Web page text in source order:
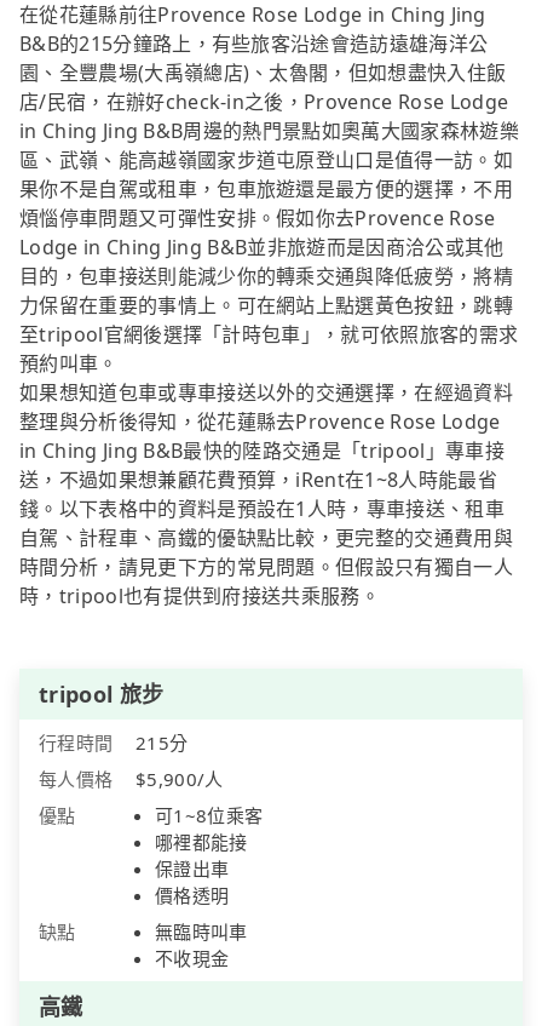
在從花蓮縣前往Provence Rose Lodge in Ching Jing
B&B的215分鐘路上，有些旅客沿途會造訪遠雄海洋公
園、全豐農場(大禹嶺總店)、太魯閣，但如想盡快入住飯
店/民宿，在辦好check-in之後，Provence Rose Lodge
in Ching Jing B&B周邊的熱門景點如奧萬大國家森林遊樂
區、武嶺、能高越嶺國家步道屯原登山口是值得一訪。如
果你不是自駕或租車，包車旅遊還是最方便的選擇，不用
煩惱停車問題又可彈性安排。假如你去Provence Rose
Lodge in Ching Jing B&B並非旅遊而是因商洽公或其他
目的，包車接送則能減少你的轉乘交通與降低疲勞，將精
力保留在重要的事情上。可在網站上點選黃色按鈕，跳轉
至tripool官網後選擇「計時包車」，就可依照旅客的需求
預約叫車。
如果想知道包車或專車接送以外的交通選擇，在經過資料
整理與分析後得知，從花蓮縣去Provence Rose Lodge
in Ching Jing B&B最快的陸路交通是「tripool」專車接
送，不過如果想兼顧花費預算，iRent在1~8人時能最省
錢。以下表格中的資料是預設在1人時，專車接送、租車
自駕、計程車、高鐵的優缺點比較，更完整的交通費用與
時間分析，請見更下方的常見問題。但假設只有獨自一人
時，tripool也有提供到府接送共乘服務。
tripool 旅步
行程時間
215分
每人價格
$5,900/人
優點
可1~8位乘客
哪裡都能接
保證出車
價格透明
缺點
無臨時叫車
不收現金
高鐵